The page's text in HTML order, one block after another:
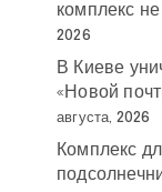
комплекс
2026
В Киеве
«Новой
августа, 2026
Комплекс